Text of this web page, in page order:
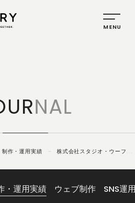
NAL
制作・運用実績 －
株式会社スタジオ・ウーフー
・運用実績 ウェブ制作 SNS運